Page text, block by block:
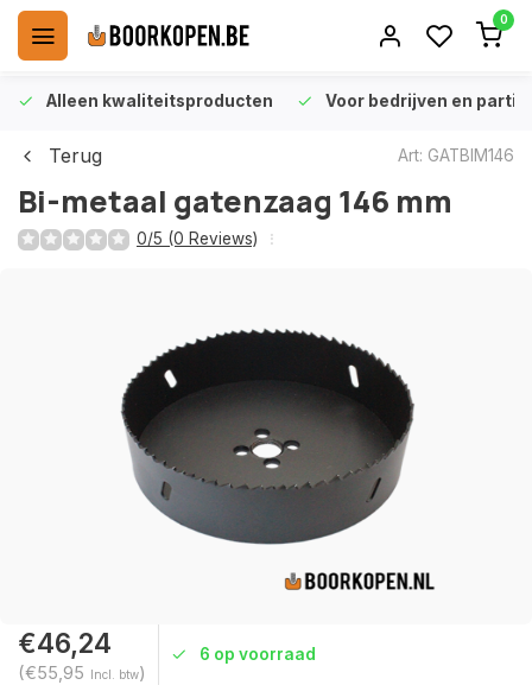
0
Alleen kwaliteitsproducten Voor bedrijven en
Terug Art: GATBIM146
Bi-metaal gatenzaag 146 mm
0/5 (0 Reviews)
€46,24
(€55,95 Incl. btw)
6 op voorraad